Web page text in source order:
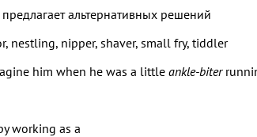
альтернативных решений
nestling, nipper, shaver, small fry, tiddler
him when he was a little ankle-biter
working as a